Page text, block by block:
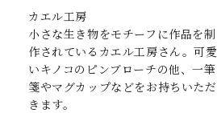
カエル工房
小さな生き物をモチーフに作品を制
作されているカエル工房さん。可愛
いキノコのピンブローチの他、一筆
箋やマグカップなどをお持ちいただ
きます。